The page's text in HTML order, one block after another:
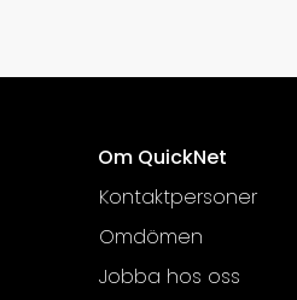
Om QuickNet
Kontaktpersoner
Omdömen
Jobba hos oss